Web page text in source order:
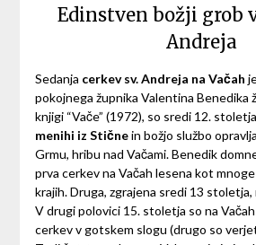
Edinstven božji grob
Andreja
Sedanja cerkev sv. Andreja na Vačah
pokojnega župnika Valentina Benedika
knjigi “Vače” (1972), so sredi 12.
menihi iz Stičnein božjo službo
Grmu, hribu nad Vačami. Benedik
prva cerkev na Vačah lesena kot
krajih. Druga, zgrajena sredi 13 stoletja,
V drugi polovici 15. stoletja so na
cerkev v gotskem slogu (drugo so